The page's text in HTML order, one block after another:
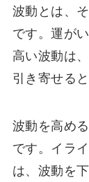
波動とは、
です。運が
高い波動は
引き寄せる
波動を高め
です。イラ
は、波動を